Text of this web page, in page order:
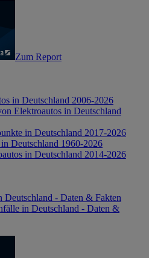
Zum Report
in Deutschland 2006-2026
Elektroautos in Deutschland
in Deutschland 2017-2026
Deutschland 1960-2026
in Deutschland 2014-2026
Deutschland - Daten & Fakten
in Deutschland - Daten &